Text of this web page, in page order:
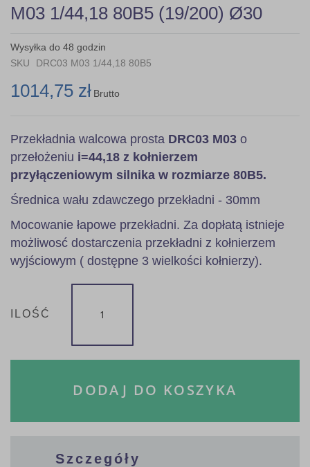
the
beginning
the
images
M03 1/44,18 80B5 (19/200) Ø30
Wysyłka do 48 godzin
SKU
DRC03 M03 1/44,18 80B5
1014,75 zł Brutto
Przekładnia walcowa prosta DRC03 M03 o
przełożeniu i=44,18 z kołnierzem
przyłączeniowym silnika w rozmiarze 80B5.
Średnica wału zdawczego przekładni - 30mm
Mocowanie łapowe przekładni. Za dopłatą istnieje
możliwosć dostarczenia przekładni z kołnierzem
wyjściowym ( dostępne 3 wielkości kołnierzy).
ILOŚĆ
DODAJ DO KOSZYKA
Szczegóły